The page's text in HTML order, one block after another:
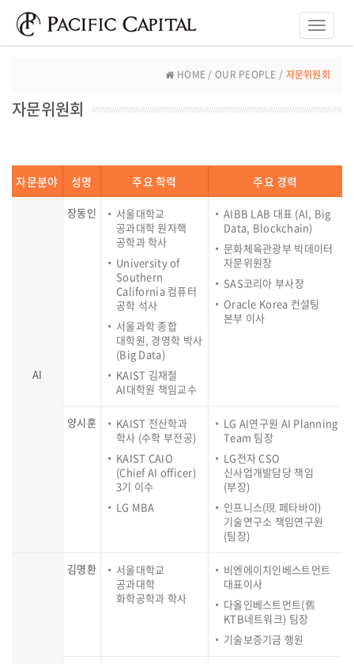
Toggle
HOME / OUR PEOPLE / 자문위원회
자문위원회
자문분야 성명 주요 학력 주요 경력
AI
장동인
서울대학교
공과대학 원자핵
공학과 학사
University of
Southern
California 컴퓨터
공학 석사
서울과학 종합
대학원, 경영학 박사
(Big Data)
KAIST 김재철
AI대학원 책임교수
AIBB LAB 대표 (AI, Big
Data, Blockchain)
문화체육관광부 빅데이터
자문위원장
SAS코리아 부사장
Oracle Korea 컨설팅
본부 이사
양시훈
KAIST 전산학과
학사 (수학 부전공)
KAIST CAIO
(Chief AI officer)
3기 이수
LG MBA
LG AI연구원 AI Planning
Team 팀장
LG전자 CSO
신사업개발담당 책임
(부장)
인프니스(現 페타바이)
기술연구소 책임연구원
(팀장)
김명환
서울대학교
공과대학
화학공학과 학사
비엔에이치인베스트먼트
대표이사
다올인베스트먼트(舊
KTB네트워크) 팀장
기술보증기금 행원